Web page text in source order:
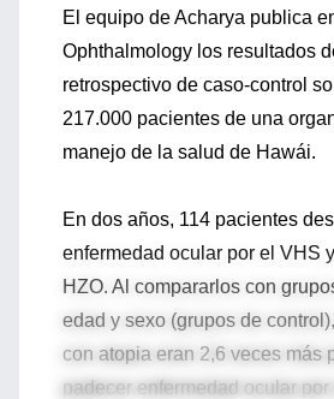
El equipo de Acharya publica
Ophthalmology los resultados
retrospectivo de caso-control
217.000 pacientes de una
manejo de la salud de Hawái.
En dos años, 114 pacientes
enfermedad ocular por el VHS
HZO. Al compararlos con
edad y sexo (grupos de
con atopia eran 2,6 veces más
padecer enfermedad ocular por